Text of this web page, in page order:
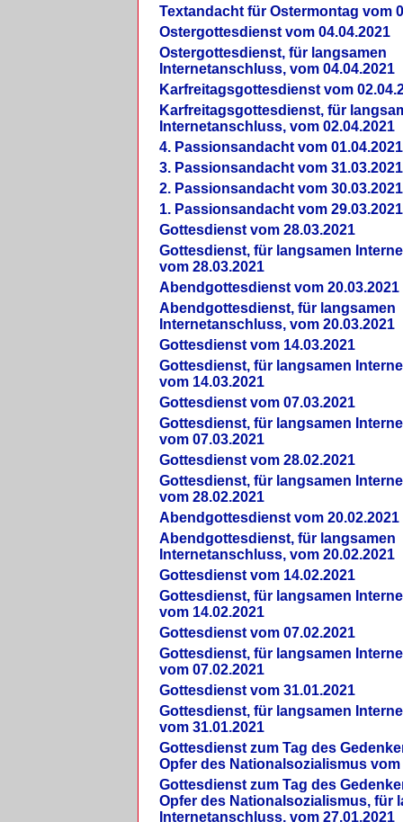
Textandacht für Ostermontag vom
Ostergottesdienst vom 04.04.2021
Ostergottesdienst, für langsamen
Internetanschluss, vom 04.04.2021
Karfreitagsgottesdienst vom
Karfreitagsgottesdienst, für
Internetanschluss, vom 02.04.2021
4. Passionsandacht vom 01.04.2021
3. Passionsandacht vom 31.03.2021
2. Passionsandacht vom 30.03.2021
1. Passionsandacht vom 29.03.2021
Gottesdienst vom 28.03.2021
Gottesdienst, für langsamen
vom 28.03.2021
Abendgottesdienst vom 20.03.2021
Abendgottesdienst, für langsamen
Internetanschluss, vom 20.03.2021
Gottesdienst vom 14.03.2021
Gottesdienst, für langsamen
vom 14.03.2021
Gottesdienst vom 07.03.2021
Gottesdienst, für langsamen
vom 07.03.2021
Gottesdienst vom 28.02.2021
Gottesdienst, für langsamen
vom 28.02.2021
Abendgottesdienst vom 20.02.2021
Abendgottesdienst, für langsamen
Internetanschluss, vom 20.02.2021
Gottesdienst vom 14.02.2021
Gottesdienst, für langsamen
vom 14.02.2021
Gottesdienst vom 07.02.2021
Gottesdienst, für langsamen
vom 07.02.2021
Gottesdienst vom 31.01.2021
Gottesdienst, für langsamen
vom 31.01.2021
Gottesdienst zum Tag des
Opfer des Nationalsozialismus vom
Gottesdienst zum Tag des
Opfer des Nationalsozialismus, für
Internetanschluss, vom 27.01.2021